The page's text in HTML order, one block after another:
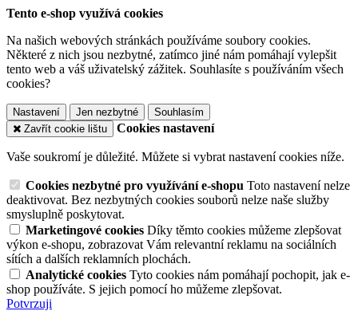
Tento e-shop využívá cookies
Na našich webových stránkách používáme soubory cookies.
Některé z nich jsou nezbytné, zatímco jiné nám pomáhají vylepšit
tento web a váš uživatelský zážitek. Souhlasíte s používáním všech
cookies?
Nastavení Jen nezbytné
Souhlasím
Zavřít cookie lištu
Cookies nastavení
Vaše soukromí je důležité. Můžete si vybrat nastavení cookies níže.
Cookies nezbytné pro využívání e-shopu Toto nastavení nelze
deaktivovat. Bez nezbytných cookies souborů nelze naše služby
smysluplně poskytovat.
Marketingové cookies Díky těmto cookies můžeme zlepšovat
výkon e-shopu, zobrazovat Vám relevantní reklamu na sociálních
sítích a dalších reklamních plochách.
Analytické cookies Tyto cookies nám pomáhají pochopit, jak e-
shop používáte. S jejich pomocí ho můžeme zlepšovat.
Potvrzuji